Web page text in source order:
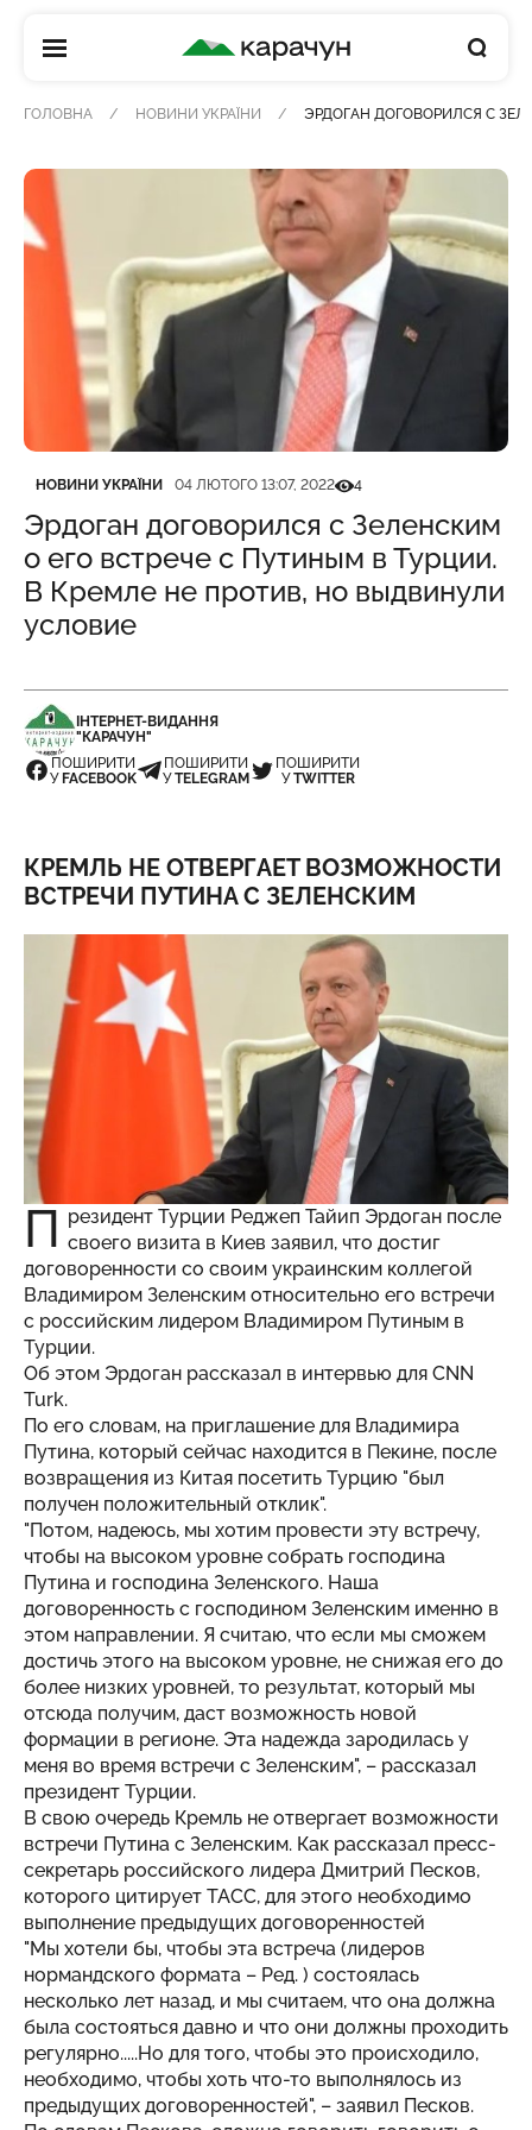
КАРАЧУН
ГОЛОВНА НОВИНИ УКРАЇНИ ЭРДОГАН ДОГОВОРИЛСЯ С
Категорія
НОВИНИ УКРАЇНИ
Дата публікації 04 ЛЮТОГО 13:07, 2022Кількість переглядів
4
Эрдоган договорился с Зеленским
о его встрече с Путиным в Турции.
В Кремле не против, но выдвинули
условие
ІНТЕРНЕТ-ВИДАННЯ
"КАРАЧУН"
ПОШИРИТИ
У FACEBOOK
ПОШИРИТИ
УTELEGRAM
ПОШИРИТИ
УTWITTER
КРЕМЛЬ НЕ ОТВЕРГАЕТ ВОЗМОЖНОСТИ
ВСТРЕЧИ ПУТИНА С ЗЕЛЕНСКИМ
П резидент Турции Реджеп Тайип Эрдоган после
своего визита в Киев заявил, что достиг
договоренности со своим украинским коллегой
Владимиром Зеленским относительно его встречи
с российским лидером Владимиром Путиным в
Турции.
Об этом Эрдоган рассказал в интервью для CNN
Turk.
По его словам, на приглашение для Владимира
Путина, который сейчас находится в Пекине, после
возвращения из Китая посетить Турцию "был
получен положительный отклик".
"Потом, надеюсь, мы хотим провести эту встречу,
чтобы на высоком уровне собрать господина
Путина и господина Зеленского. Наша
договоренность с господином Зеленским именно в
этом направлении. Я считаю, что если мы сможем
достичь этого на высоком уровне, не снижая его до
более низких уровней, то результат, который мы
отсюда получим, даст возможность новой
формации в регионе. Эта надежда зародилась у
меня во время встречи с Зеленским", – рассказал
президент Турции.
В свою очередь Кремль не отвергает возможности
встречи Путина с Зеленским. Как рассказал пресс-
секретарь российского лидера Дмитрий Песков,
которого цитирует ТАСС, для этого необходимо
выполнение предыдущих договоренностей
"Мы хотели бы, чтобы эта встреча (лидеров
нормандского формата – Ред. ) состоялась
несколько лет назад, и мы считаем, что она должна
была состояться давно и что они должны проходить
регулярно.....Но для того, чтобы это происходило,
необходимо, чтобы хоть что-то выполнялось из
предыдущих договоренностей", – заявил Песков.